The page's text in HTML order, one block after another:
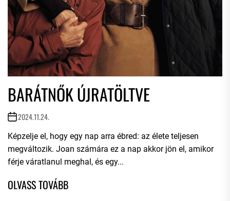
BARÁTNŐK ÚJRATÖLTVE
2024.11.24.
Képzelje el, hogy egy nap arra ébred: az élete teljesen
megváltozik. Joan számára ez a nap akkor jön el, amikor
férje váratlanul meghal, és egy...